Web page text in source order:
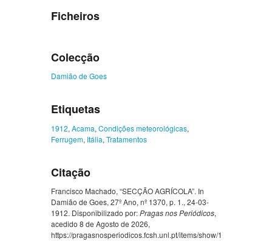
Ficheiros
Colecção
Damião de Goes
Etiquetas
1912, Acama, Condições meteorológicas,
Ferrugem, Itália, Tratamentos
Citação
Francisco Machado, “SECÇÃO AGRÍCOLA”. In
Damião de Goes, 27º Ano, nº 1370, p. 1., 24-03-
1912. Disponibilizado por:Pragas nos Periódicos,
acedido 8 de Agosto de 2026,
https://pragasnosperiodicos.fcsh.unl.pt/items/show/1350